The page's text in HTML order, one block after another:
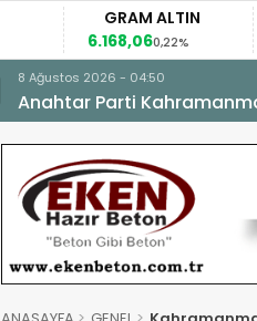
GRAM ALTIN
6.168,06
0,22%
FAİZ
8 Ağustos 2026 - 04:50
Anahtar Parti